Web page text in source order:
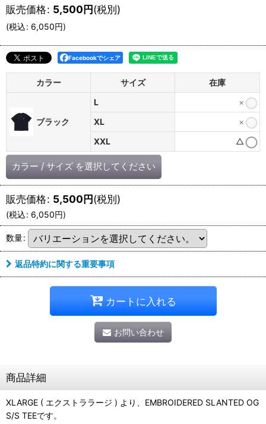
販売価格: 5,500円(税別)
(税込: 6,050円)
Facebookでシェア
カラー サイズ 在庫
ブラック
L
×
XL
×
XXL
△
カラー / サイズ を選択してください
販売価格: 5,500円(税別)
(税込: 6,050円)
数量:
返品特約に関する重要事項
カートに入れる
お問い合わせ
商品詳細
XLARGE ( エクストララージ ) より、EMBROIDERED SLANTED OG
S/S TEEです。